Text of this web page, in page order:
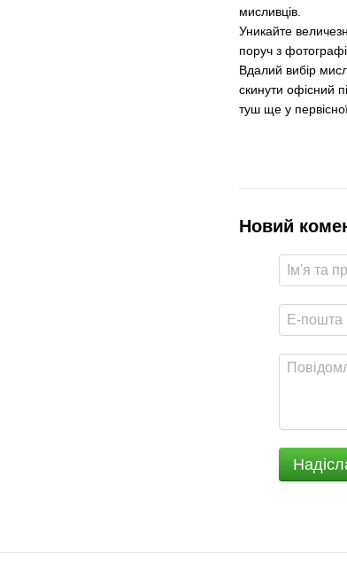
мисливців.
Уникайте
поруч з
Вдалий вибір
скинути офісний
туш ще у
Новий